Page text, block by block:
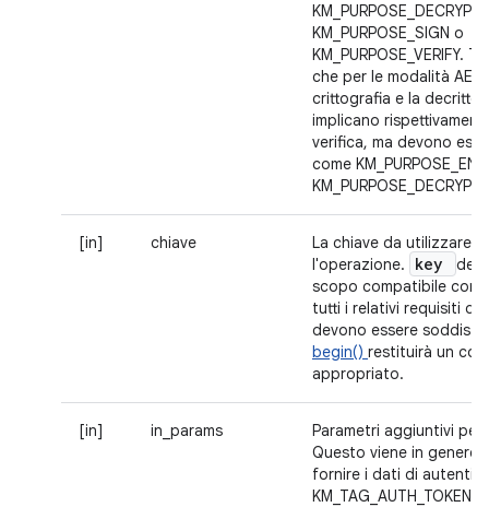
KM_PURPOSE_DECRYPT,
KM_PURPOSE_SIGN o
KM_PURPOSE_VERIFY.
che per le modalità
crittografia e la
implicano
verifica, ma devono
come
KM_PURPOSE_DECRYPT.
[in] chiave
La chiave da utilizzare
l'operazione.
key
scopo compatibile con
tutti i relativi requisiti di
devono essere
begin() restituirà un
appropriato.
[in] in_params
Parametri aggiuntivi per
Questo viene in genere
fornire i dati di